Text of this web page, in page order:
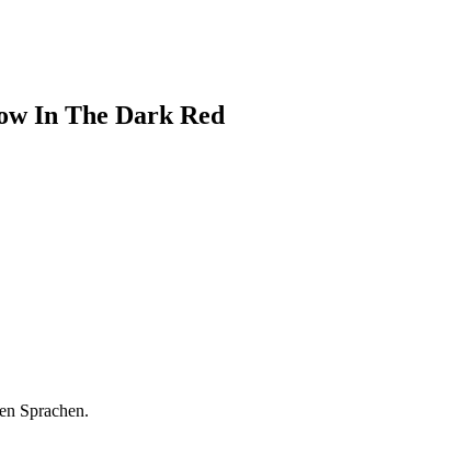
In The Dark Red
Sprachen.